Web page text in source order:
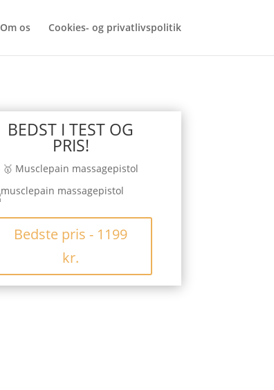
Om os Cookies- og privatlivspolitik
BEDST I TEST OG
PRIS!
🥇 Musclepain massagepistol
Bedste pris - 1199
kr.